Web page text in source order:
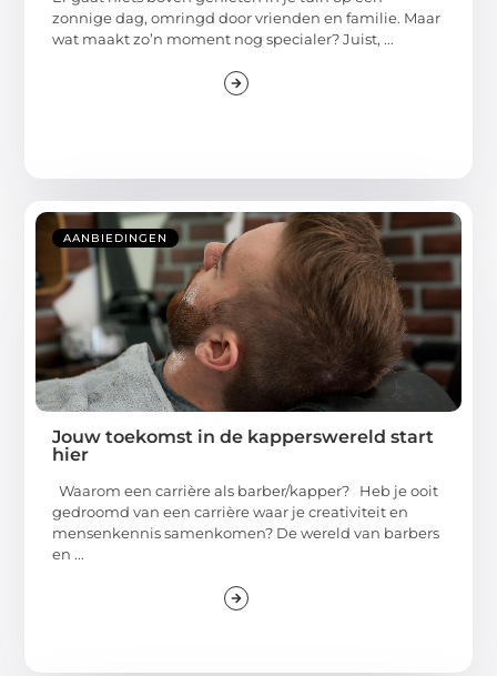
zonnige dag, omringd door vrienden en familie. Maar
wat maakt zo’n moment nog specialer? Juist, ...
AANBIEDINGEN
Jouw toekomst in de kapperswereld start
hier
Waarom een carrière als barber/kapper? Heb je ooit
gedroomd van een carrière waar je creativiteit en
mensenkennis samenkomen? De wereld van barbers
en ...